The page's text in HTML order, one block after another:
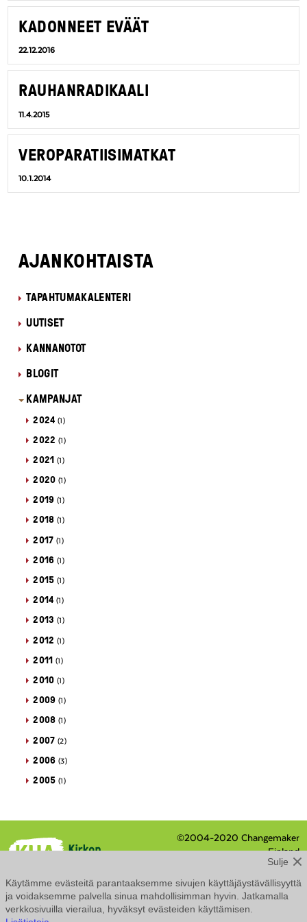
KADONNEET EVÄÄT
22.12.2016
RAUHANRADIKAALI
11.4.2015
VEROPARATIISIMATKAT
10.1.2014
AJANKOHTAISTA
TAPAHTUMAKALENTERI
UUTISET
KANNANOTOT
BLOGIT
KAMPANJAT
2024 (1)
2022 (1)
2021 (1)
2020 (1)
2019 (1)
2018 (1)
2017 (1)
2016 (1)
2015 (1)
2014 (1)
2013 (1)
2012 (1)
2011 (1)
2010 (1)
2009 (1)
2008 (1)
2007 (2)
2006 (3)
2005 (1)
©2004-2020 Changemaker
Finland
Eteläranta 8 / PL 210, 00131
Helsinki
Tietosuojaseloste
Saavutettavuusseloste
Käytämme evästeitä parantaaksemme sivujen käyttäjäystävällisyyttä
ja voidaksemme palvella sinua mahdollisimman hyvin. Jatkamalla
verkkosivuilla vierailua, hyväksyt evästeiden käyttämisen.
Sulje